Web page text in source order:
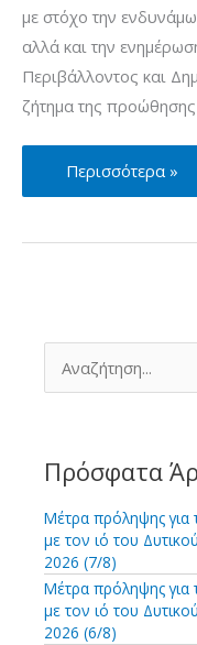
με στόχο την
αλλά και την
Περιβάλλοντος και
ζήτημα της
ΤΑ
OPTIONS
ΤΟΥ
Ε.ΚΕ.Α.
Περισσότερα »
α
τ
η
η
γ
ι
α
:
Πρόσφατα
Μέτρα πρόληψης για
με τον ιό του
2026 (7/8)
Μέτρα πρόληψης για
με τον ιό του
2026 (6/8)